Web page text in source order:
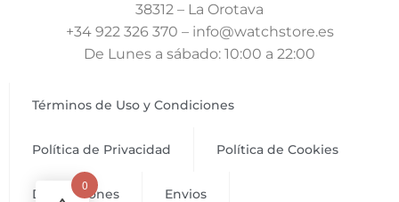
38312 – La Orotava
+34 922 326 370 – info@watchstore.es
De Lunes a sábado: 10:00 a 22:00
Términos de Uso y Condiciones
Política de Privacidad Política de Cookies
Devoluciones Envios
0